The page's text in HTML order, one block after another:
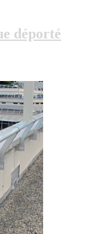
déporté